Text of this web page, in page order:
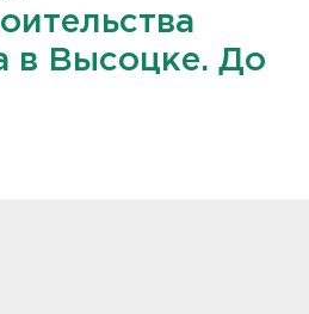
в Высоцке. До